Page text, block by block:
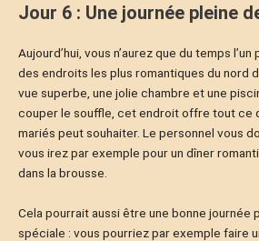
Jour 6 : Une journée pleine
Aujourd’hui, vous n’aurez que du temps l’un
des endroits les plus romantiques du nord
vue superbe, une jolie chambre et une
couper le souffle, cet endroit offre tout ce
mariés peut souhaiter. Le personnel vous
vous irez par exemple pour un dîner
dans la brousse.
Cela pourrait aussi être une bonne journée
spéciale : vous pourriez par exemple faire